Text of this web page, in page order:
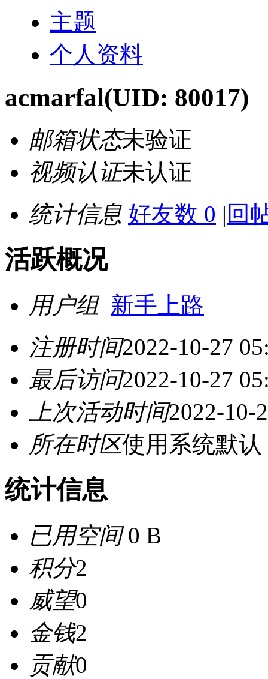
主题
个人资料
acmarfal(UID: 80017)
邮箱状态未验证
视频认证未认证
统计信息 好友数 0 | 回
活跃概况
用户组 新手上路
注册时间2022-10-27
最后访问2022-10-27
上次活动时间2022-10-
所在时区使用系统默认
统计信息
已用空间0 B
积分2
威望0
金钱2
贡献0